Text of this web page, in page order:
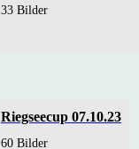
33 Bilder
Riegseecup 07.10.23
60 Bilder